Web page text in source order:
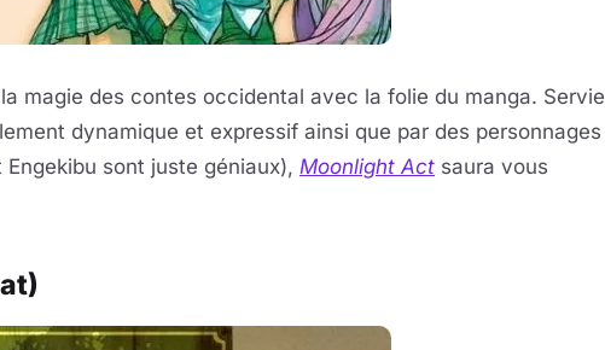
magie des contes occidental avec la folie du manga. Servie
dynamique et expressif ainsi que par des personnages
sont juste géniaux), Moonlight Act saura vous